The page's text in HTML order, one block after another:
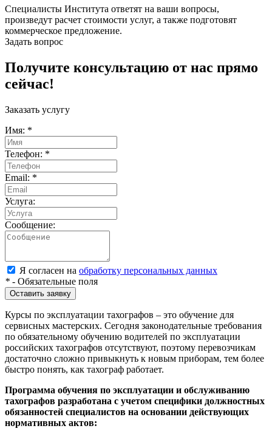
Специалисты Института ответят на ваши вопросы,
произведут расчет стоимости услуг, а также подготовят
коммерческое предложение.
Задать вопрос
Получите консультацию от нас прямо
сейчас!
Заказать услугу
Имя: *
Телефон: *
Email: *
Услуга:
Сообщение:
Я согласен на обработку персональных данных
* - Обязательные поля
Оставить заявку
Курсы по эксплуатации тахографов – это обучение для
сервисных мастерских. Сегодня законодательные требования
по обязательному обучению водителей по эксплуатации
российских тахографов отсутствуют, поэтому перевозчикам
достаточно сложно привыкнуть к новым приборам, тем более
быстро понять, как тахограф работает.
Программа обучения по эксплуатации и обслуживанию
тахографов разработана с учетом специфики должностных
обязанностей специалистов на основании действующих
нормативных актов: